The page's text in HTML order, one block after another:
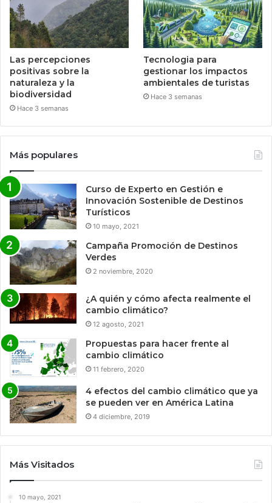
Las percepciones
positivas sobre la
naturaleza y la
biodiversidad
Hace 3 semanas
Tecnologia para
gestionar los impactos
ambientales de turistas
Hace 3 semanas
Más populares
Curso de Experto en Gestión e
Innovación Sostenible de Destinos
Turísticos
10 mayo, 2021
Campaña Promoción de Destinos
Verdes
2 noviembre, 2020
¿A quién y cómo afecta realmente el
cambio climático?
12 agosto, 2021
Propuestas para hacer frente al
cambio climático
11 febrero, 2020
4 efectos del cambio climático que ya
se pueden ver en América Latina
4 diciembre, 2019
Más Visitados
10 mayo, 2021